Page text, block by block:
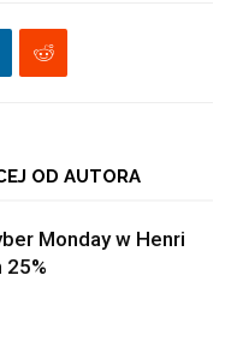
OD AUTORA
Monday w Henri
25%